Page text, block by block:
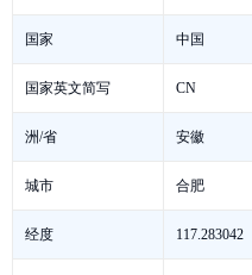
国家 中国
国家英文简写 CN
洲/省 安徽
城市 合肥
经度 117.283042